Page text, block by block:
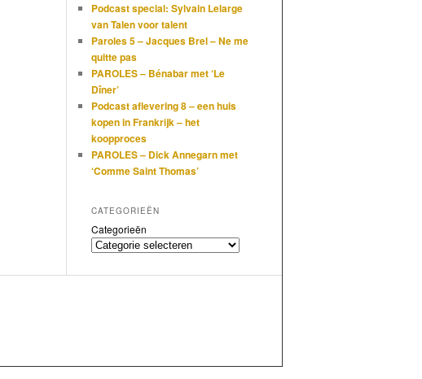
Podcast special: Sylvain Lelarge
van Talen voor talent
Paroles 5 – Jacques Brel – Ne me
quitte pas
PAROLES – Bénabar met ‘Le
Dîner’
Podcast aflevering 8 – een huis
kopen in Frankrijk – het
koopproces
PAROLES – Dick Annegarn met
‘Comme Saint Thomas’
CATEGORIEËN
Categorieën